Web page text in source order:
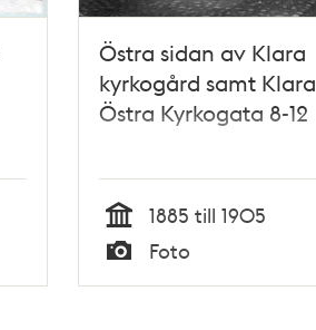
Östra sidan av Klara
kyrkogård samt Klara
Östra Kyrkogata 8-12
Tid
1885 till 1905
Typ
Foto